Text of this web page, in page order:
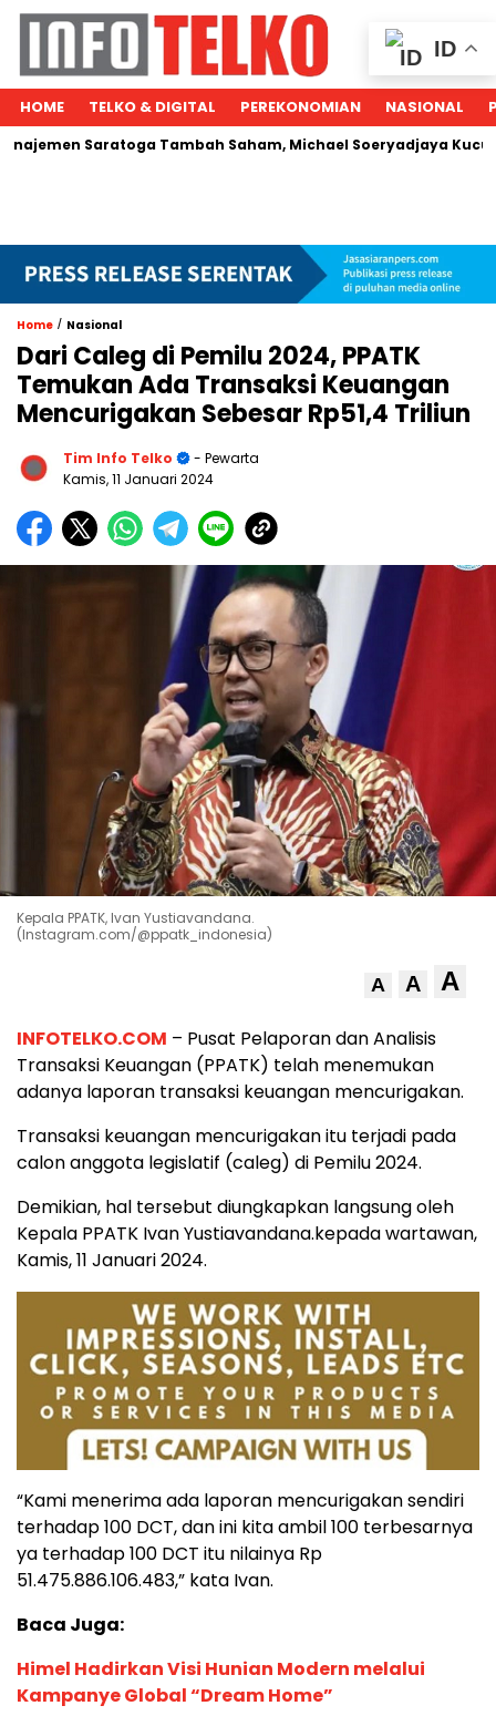
HOME TELKO & DIGITAL PEREKONOMIAN NASIONAL
Saratoga Tambah Saham, Michael Soeryadjaya Kucurkan
Home / Nasional
Dari Caleg di Pemilu 2024, PPATK
Temukan Ada Transaksi Keuangan
Mencurigakan Sebesar Rp51,4 Triliun
Tim Info Telko
- Pewarta
Kamis, 11 Januari 2024
Kepala PPATK, Ivan Yustiavandana.
(Instagram.com/@ppatk_indonesia)
A A A
INFOTELKO.COM – Pusat Pelaporan dan Analisis
Transaksi Keuangan (PPATK) telah menemukan
adanya laporan transaksi keuangan mencurigakan.
Transaksi keuangan mencurigakan itu terjadi pada
calon anggota legislatif (caleg) di Pemilu 2024.
Demikian, hal tersebut diungkapkan langsung oleh
Kepala PPATK Ivan Yustiavandana.kepada wartawan,
Kamis, 11 Januari 2024.
“Kami menerima ada laporan mencurigakan sendiri
terhadap 100 DCT, dan ini kita ambil 100 terbesarnya
ya terhadap 100 DCT itu nilainya Rp
51.475.886.106.483,” kata Ivan.
Baca Juga:
Himel Hadirkan Visi Hunian Modern melalui
Kampanye Global “Dream Home”
ID